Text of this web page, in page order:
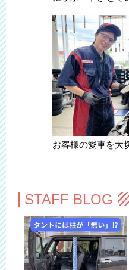
お客様の愛車を大
STAFF BLOG